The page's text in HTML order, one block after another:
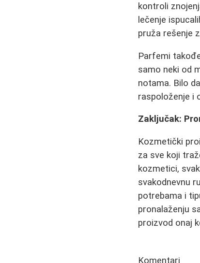
kontroli
lečenje
pruža rešenje
Parfemi
samo neki od
notama. Bilo
raspoloženje i
Zaključak:
Kozmetički
za sve koji
kozmetici,
svakodnevnu
potrebama i
pronalaženju
proizvod onaj
Komentari